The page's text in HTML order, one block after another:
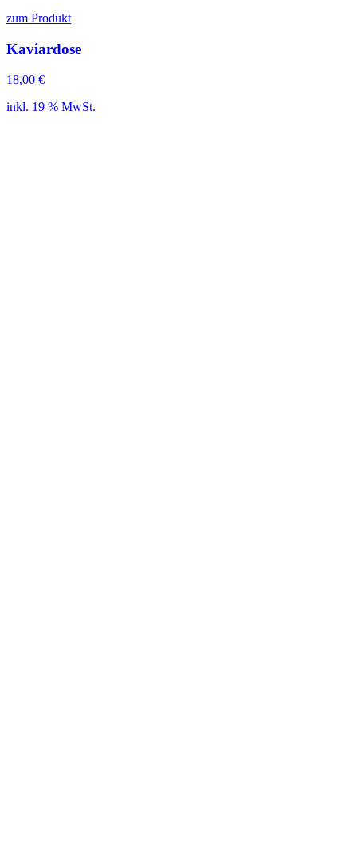
zum Produkt
Kaviardose
18,00 €
inkl. 19 % MwSt.